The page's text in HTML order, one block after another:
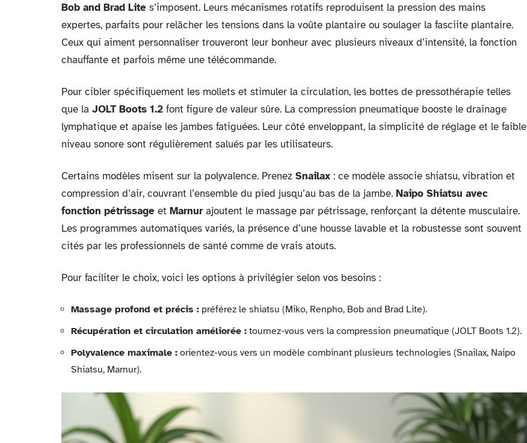
Bob and Brad Lite s’imposent. Leurs mécanismes rotatifs reproduisent la pression des mains
expertes, parfaits pour relâcher les tensions dans la voûte plantaire ou soulager la fasciite plantaire.
Ceux qui aiment personnaliser trouveront leur bonheur avec plusieurs niveaux d’intensité, la fonction
chauffante et parfois même une télécommande.
Pour cibler spécifiquement les mollets et stimuler la circulation, les bottes de pressothérapie telles
que la JOLT Boots 1.2 font figure de valeur sûre. La compression pneumatique booste le drainage
lymphatique et apaise les jambes fatiguées. Leur côté enveloppant, la simplicité de réglage et le faible
niveau sonore sont régulièrement salués par les utilisateurs.
Certains modèles misent sur la polyvalence. Prenez Snailax : ce modèle associe shiatsu, vibration et
compression d’air, couvrant l’ensemble du pied jusqu’au bas de la jambe. Naipo Shiatsu avec
fonction pétrissage et Marnur ajoutent le massage par pétrissage, renforçant la détente musculaire.
Les programmes automatiques variés, la présence d’une housse lavable et la robustesse sont souvent
cités par les professionnels de santé comme de vrais atouts.
Pour faciliter le choix, voici les options à privilégier selon vos besoins :
Massage profond et précis : préférez le shiatsu (Miko, Renpho, Bob and Brad Lite).
Récupération et circulation améliorée : tournez-vous vers la compression pneumatique (JOLT Boots 1.2).
Polyvalence maximale : orientez-vous vers un modèle combinant plusieurs technologies (Snailax, Naipo
Shiatsu, Marnur).